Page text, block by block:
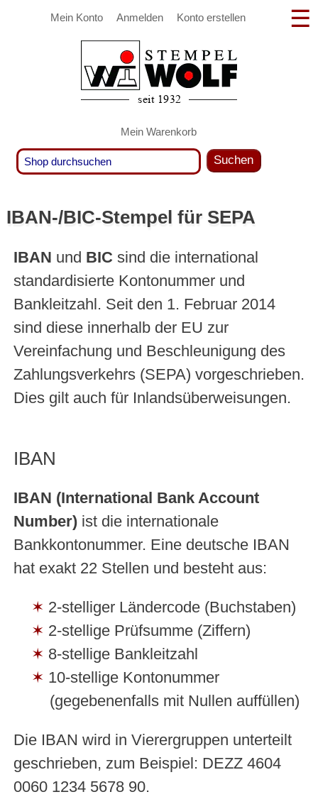
Mein Konto Anmelden Konto erstellen
Mein Warenkorb
Suchen
IBAN-/BIC-Stempel für SEPA
IBAN und BIC sind die international
standardisierte Kontonummer und
Bankleitzahl. Seit den 1. Februar 2014
sind diese innerhalb der EU zur
Vereinfachung und Beschleunigung des
Zahlungsverkehrs (SEPA) vorgeschrieben.
Dies gilt auch für Inlandsüberweisungen.
IBAN
IBAN (International Bank Account
Number)ist die internationale
Bankkontonummer. Eine deutsche IBAN
hat exakt 22 Stellen und besteht aus:
2-stelliger Ländercode (Buchstaben)
2-stellige Prüfsumme (Ziffern)
8-stellige Bankleitzahl
10-stellige Kontonummer
(gegebenenfalls mit Nullen auffüllen)
Die IBAN wird in Vierergruppen unterteilt
geschrieben, zum Beispiel: DEZZ 4604
0060 1234 5678 90.